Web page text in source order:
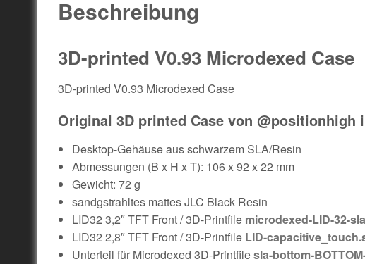
Beschreibung
3D-printed V0.93 Microdexed Case
3D-printed V0.93 Microdexed Case
Original 3D printed Case von @positionhigh
Desktop-Gehäuse aus schwarzem SLA/Resin
Abmessungen (B x H x T): 106 x 92 x 22 mm
Gewicht: 72 g
sandgstrahltes mattes JLC Black Resin
LID32 3,2″ TFT Front / 3D-Printfile microdexed-LID-32-
LID32 2,8″ TFT Front / 3D-Printfile LID-
Unterteil für Microdexed 3D-Printfilesla-bottom-